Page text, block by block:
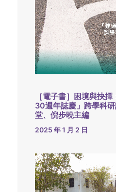
［電子書］困境與抉
30週年誌慶」跨學科
堂、倪步曉主編
2025 年 1 月 2 日